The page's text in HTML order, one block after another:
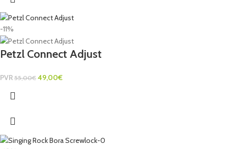
-11%
Petzl Connect Adjust
PVR 55,00€ 49,00€